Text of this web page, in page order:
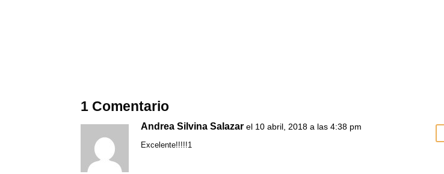
1 Comentario
Andrea Silvina Salazar el 10 abril, 2018 a las 4:38 pm
Excelente!!!!!1